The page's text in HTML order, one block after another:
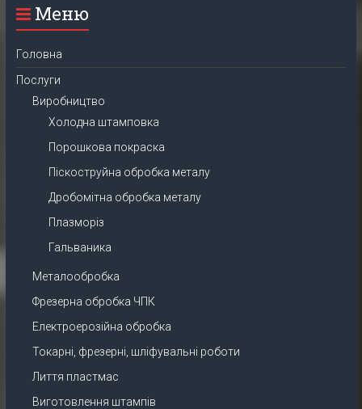
Меню
Головна
Послуги
Виробництво
Холодна штамповка
Порошкова покраска
Піскоструйна обробка металу
Дробомітна обробка металу
Плазморіз
Гальваника
Металообробка
Фрезерна обробка ЧПК
Електроерозійна обробка
Токарні, фрезерні, шліфувальні роботи
Лиття пластмас
Виготовлення штампів